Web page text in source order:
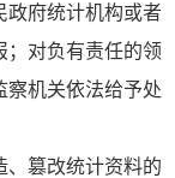
政府统计机构或者
；对负有责任的领
察机关依法给予处
、篡改统计资料的